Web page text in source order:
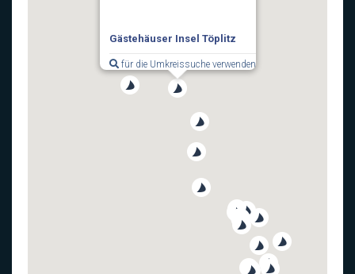
Gästehäuser Insel Töplitz
für die Umkreissuche verwenden